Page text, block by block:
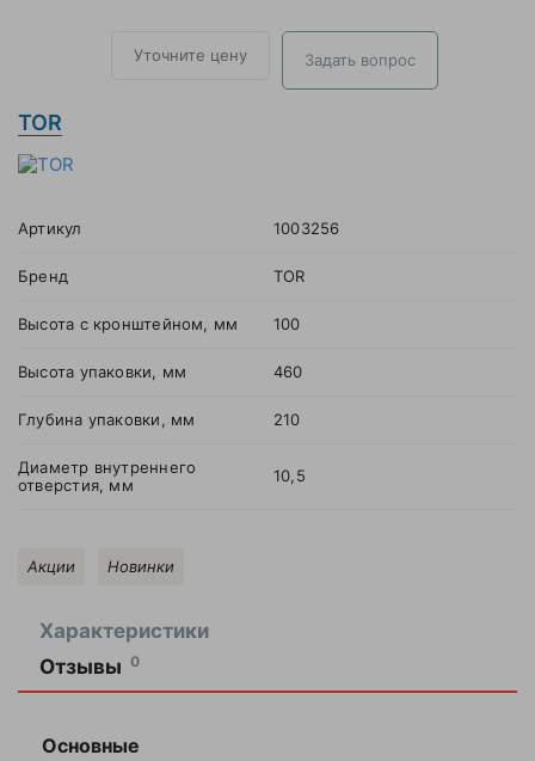
Уточните цену Задать вопрос
TOR
Артикул 1003256
Бренд TOR
Высота с кронштейном, мм 100
Высота упаковки, мм 460
Глубина упаковки, мм 210
Диаметр внутреннего
отверстия, мм
10,5
Акции Новинки
Характеристики
Отзывы 0
Основные
Оставить
отзыв